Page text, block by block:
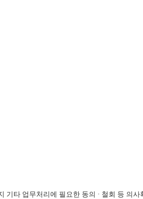
기타 업무처리에 필요한 동의 · 철회 등 의사